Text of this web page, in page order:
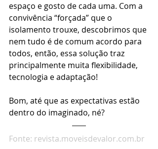
espaço e gosto de cada uma. Com a
convivência “forçada” que o
isolamento trouxe, descobrimos que
nem tudo é de comum acordo para
todos, então, essa solução traz
principalmente muita flexibilidade,
tecnologia e adaptação!
Bom, até que as expectativas estão
dentro do imaginado, né?
Fonte: revista.moveisdevalor.com.br